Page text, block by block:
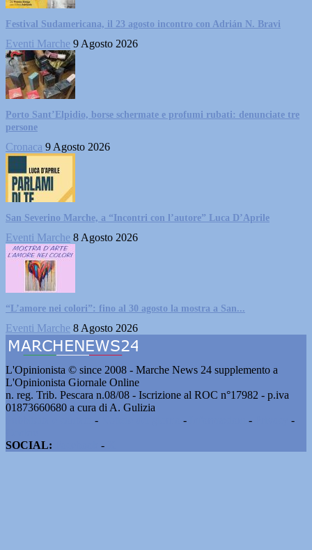
Festival Sudamericana, il 23 agosto incontro con Adrián N. Bravi
Eventi Marche 9 Agosto 2026
Porto Sant’Elpidio, borse schermate e profumi rubati: denunciate tre
persone
Cronaca 9 Agosto 2026
San Severino Marche, a “Incontri con l’autore” Luca D’Aprile
Eventi Marche 8 Agosto 2026
“L’amore nei colori”: fino al 30 agosto la mostra a San...
Eventi Marche 8 Agosto 2026
L'Opinionista © since 2008 - Marche News 24 supplemento a
L'Opinionista Giornale Online
n. reg. Trib. Pescara n.08/08 - Iscrizione al ROC n°17982 - p.iva
01873660680 a cura di A. Gulizia
- - -
-
SOCIAL:
-